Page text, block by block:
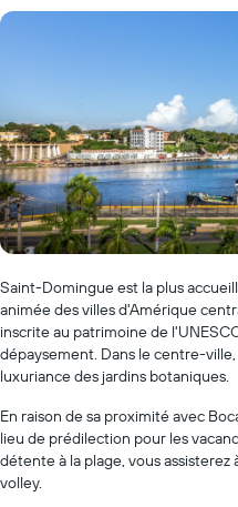
Saint-Domingue est la plus
animée des villes d'Amérique
inscrite au patrimoine de
dépaysement. Dans le centre-
luxuriance des jardins botaniques.
En raison de sa proximité avec
lieu de prédilection pour les
détente à la plage, vous
volley.